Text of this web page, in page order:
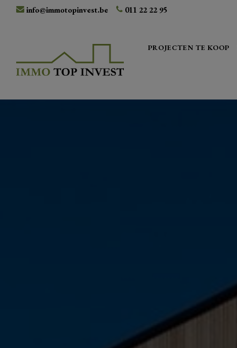
info@immotopinvest.be 011 22 22 95
PROJECTEN TE KOOP